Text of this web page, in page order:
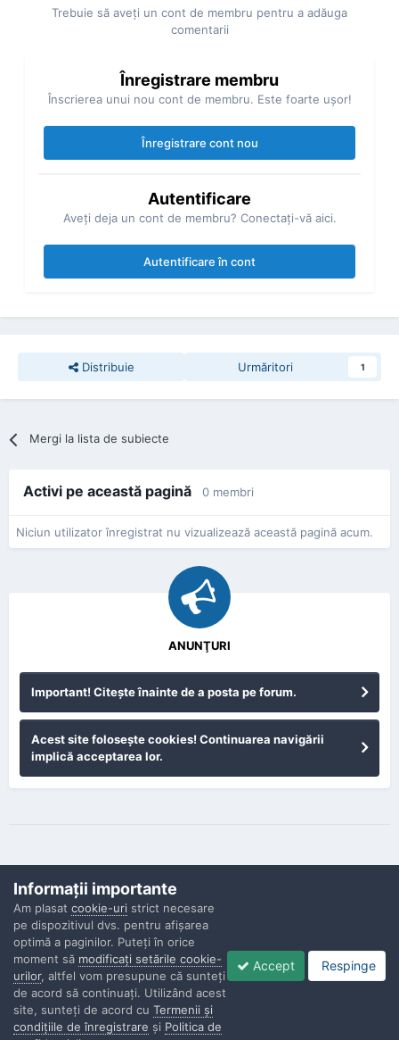
Trebuie să aveţi un cont de membru pentru a adăuga
comentarii
Înregistrare membru
Înscrierea unui nou cont de membru. Este foarte uşor!
Înregistrare cont nou
Autentificare
Aveţi deja un cont de membru? Conectaţi-vă aici.
Autentificare în cont
Distribuie Urmăritori 1
Mergi la lista de subiecte
Activi pe această pagină 0 membri
Niciun utilizator înregistrat nu vizualizează această pagină acum.
ANUNŢURI
Important! Citeşte înainte de a posta pe forum.
Acest site foloseşte cookies! Continuarea navigării
implică acceptarea lor.
Confidenţialitate Contactaţi-ne
Copyright © Politisti.ro, 2010 - 2026
Powered by Invision Community
Informaţii importante
Am plasat cookie-uri strict necesare
pe dispozitivul dvs. pentru afişarea
optimă a paginilor. Puteţi în orice
moment să modificaţi setările cookie-
urilor, altfel vom presupune că sunteţi
de acord să continuaţi. Utilizând acest
site, sunteţi de acord cu Termenii şi
condiţiile de înregistrare şi Politica de
Accept Respinge